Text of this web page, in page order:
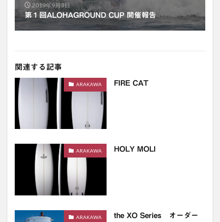
2019年9月3日
第１回ALOHAGROUND CUP 開催報告
関連する記事
ARAKAWA FIRE CAT
ARAKAWA HOLY MOLI
ARAKAWA
the XO Series オーダー